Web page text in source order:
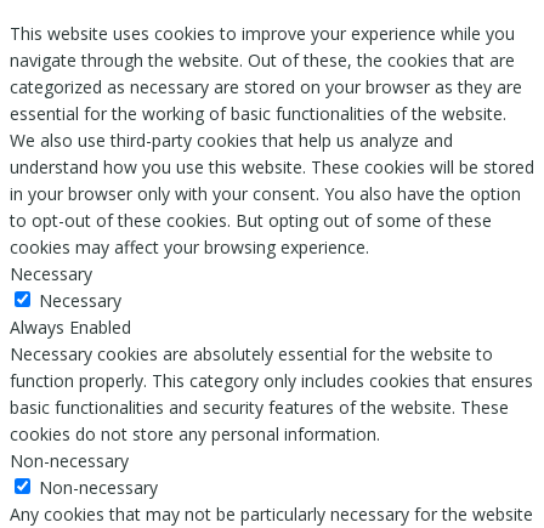
This website uses cookies to improve your experience while you
navigate through the website. Out of these, the cookies that are
categorized as necessary are stored on your browser as they are
essential for the working of basic functionalities of the website.
We also use third-party cookies that help us analyze and
understand how you use this website. These cookies will be stored
in your browser only with your consent. You also have the option
to opt-out of these cookies. But opting out of some of these
cookies may affect your browsing experience.
Necessary
Necessary
Always Enabled
Necessary cookies are absolutely essential for the website to
function properly. This category only includes cookies that ensures
basic functionalities and security features of the website. These
cookies do not store any personal information.
Non-necessary
Non-necessary
Any cookies that may not be particularly necessary for the website